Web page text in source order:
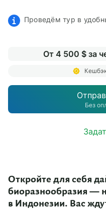
Откройте для себя
биоразнообразия —
в Индонезии. Вас
Проведём тур в
От 4 500 $ за
Без